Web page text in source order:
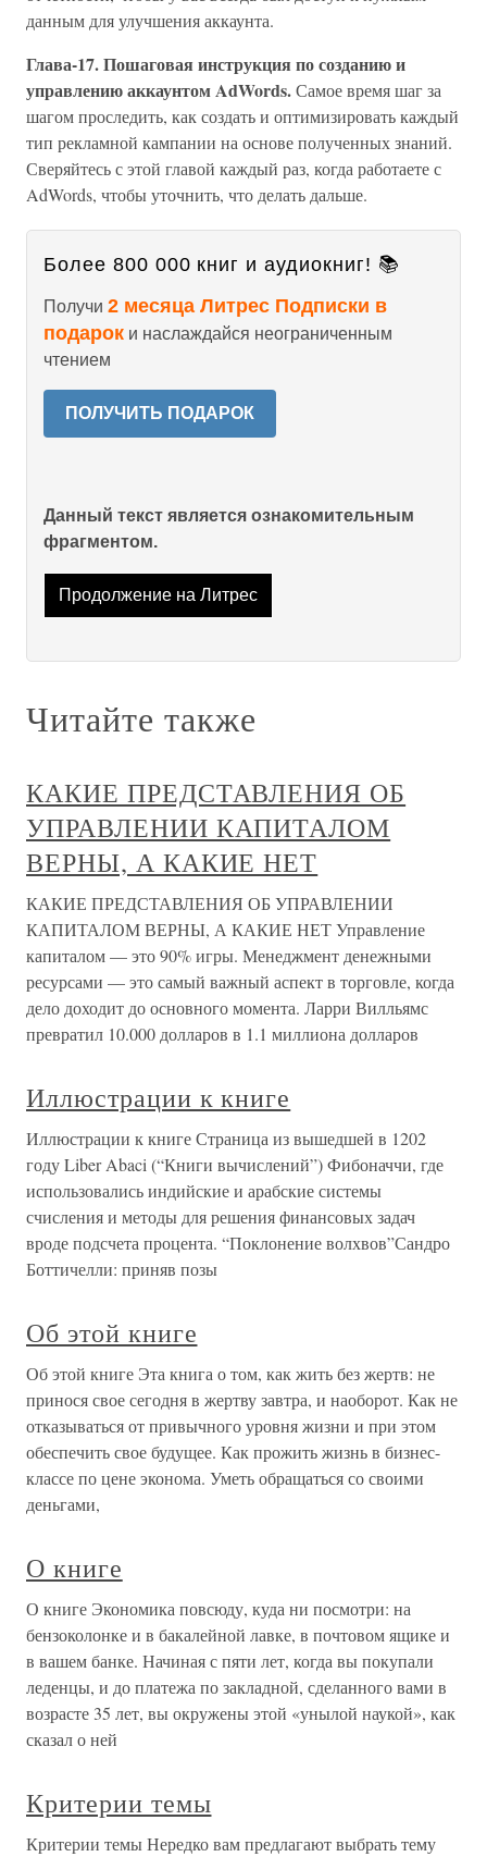
данным для улучшения аккаунта.
Глава-17. Пошаговая инструкция по созданию и
управлению аккаунтом AdWords.Самое время шаг за
шагом проследить, как создать и оптимизировать каждый
тип рекламной кампании на основе полученных знаний.
Сверяйтесь с этой главой каждый раз, когда работаете с
AdWords, чтобы уточнить, что делать дальше.
Более 800 000 книг и аудиокниг! 📚
Получи 2 месяца Литрес Подписки в
подарок и наслаждайся неограниченным
чтением
ПОЛУЧИТЬ ПОДАРОК
Данный текст является ознакомительным
фрагментом.
Продолжение на Литрес
Читайте также
КАКИЕ ПРЕДСТАВЛЕНИЯ ОБ
УПРАВЛЕНИИ КАПИТАЛОМ
ВЕРНЫ, А КАКИЕ НЕТ
КАКИЕ ПРЕДСТАВЛЕНИЯ ОБ УПРАВЛЕНИИ
КАПИТАЛОМ ВЕРНЫ, А КАКИЕ НЕТ Управление
капиталом — это 90% игры. Менеджмент денежными
ресурсами — это самый важный аспект в торговле, когда
дело доходит до основного момента. Ларри Вилльямс
превратил 10.000 долларов в 1.1 миллиона долларов
Иллюстрации к книге
Иллюстрации к книге Страница из вышедшей в 1202
году Liber Abaci (“Книги вычислений”) Фибоначчи, где
использовались индийские и арабские системы
счисления и методы для решения финансовых задач
вроде подсчета процента. “Поклонение волхвов”Сандро
Боттичелли: приняв позы
Об этой книге
Об этой книге Эта книга о том, как жить без жертв: не
принося свое сегодня в жертву завтра, и наоборот. Как не
отказываться от привычного уровня жизни и при этом
обеспечить свое будущее. Как прожить жизнь в бизнес-
классе по цене эконома. Уметь обращаться со своими
деньгами,
О книге
О книге Экономика повсюду, куда ни посмотри: на
бензоколонке и в бакалейной лавке, в почтовом ящике и
в вашем банке. Начиная с пяти лет, когда вы покупали
леденцы, и до платежа по закладной, сделанного вами в
возрасте 35 лет, вы окружены этой «унылой наукой», как
сказал о ней
Критерии темы
Критерии темы Нередко вам предлагают выбрать тему